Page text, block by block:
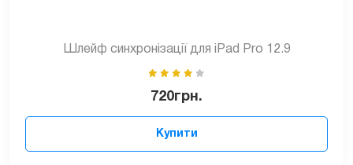
Шлейф синхронізації для iPad Pro 12.9
720грн.
Купити